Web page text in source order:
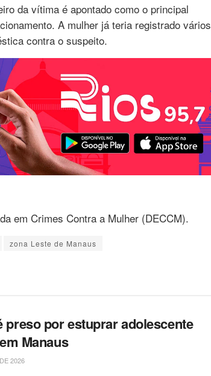
da vítima é apontado como o principal
A mulher já teria registrado vários
contra o suspeito.
em Crimes Contra a Mulher (DECCM).
zona Leste de Manaus
preso por estuprar adolescente
Manaus
2026